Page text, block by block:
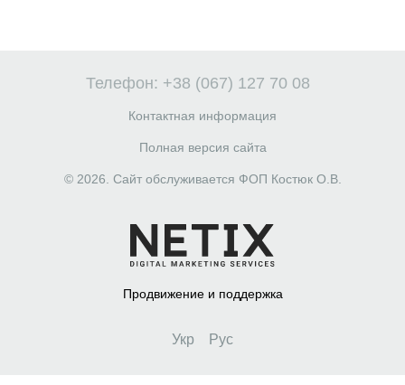
Телефон: +38 (067) 127 70 08
Контактная информация
Полная версия сайта
© 2026. Сайт обслуживается ФОП Костюк О.В.
Продвижение и поддержка
Укр Рус